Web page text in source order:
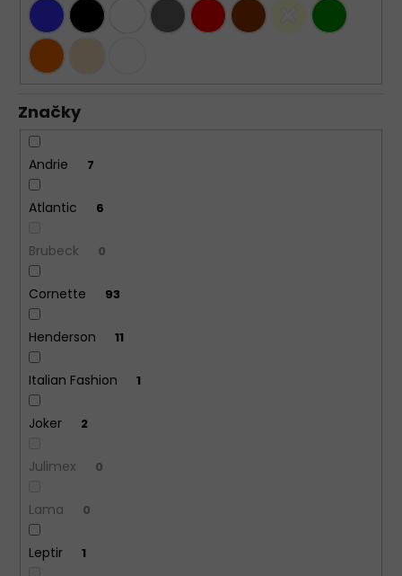
Značky
Andrie 7
Atlantic 6
Brubeck 0
Cornette 93
Henderson 11
Italian Fashion 1
Joker 2
Julimex 0
Lama 0
Leptir 1